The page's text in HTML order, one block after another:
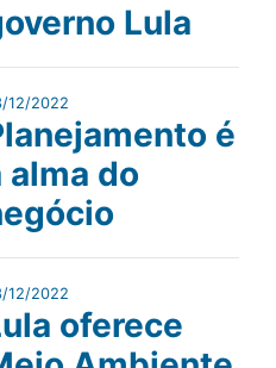
Lula
12/2022
é
alma do
12/2022
oferece